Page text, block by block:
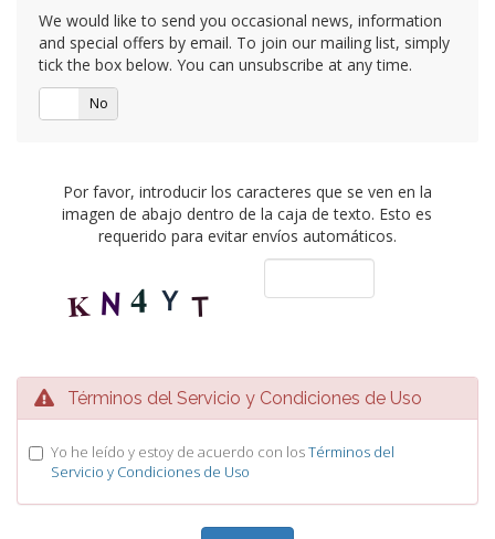
We would like to send you occasional news, information
and special offers by email. To join our mailing list, simply
tick the box below. You can unsubscribe at any time.
No
Por favor, introducir los caracteres que se ven en la
imagen de abajo dentro de la caja de texto. Esto es
requerido para evitar envíos automáticos.
Términos del Servicio y Condiciones de Uso
Yo he leído y estoy de acuerdo con losTérminos del
Servicio y Condiciones de Uso